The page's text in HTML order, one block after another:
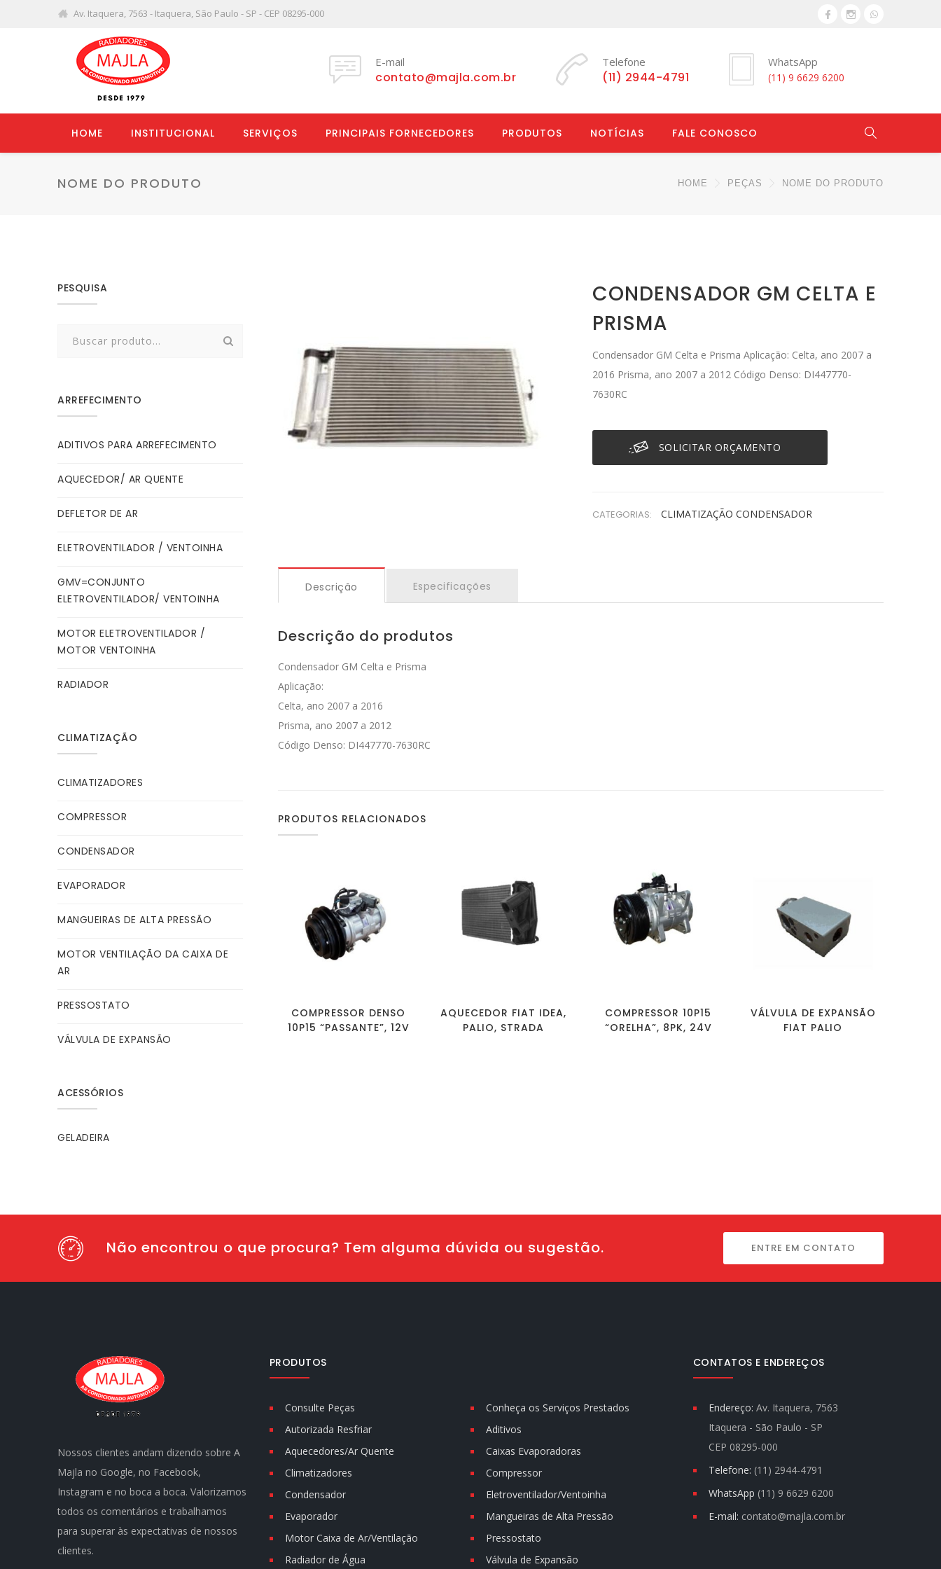
Av. Itaquera, 7563 - Itaquera, São Paulo - SP - CEP 08295-000
E-mail
contato@majla.com.br
Telefone
(11) 2944-4791
WhatsApp
(11) 9 6629 6200
HOME INSTITUCIONAL SERVIÇOS PRINCIPAIS FORNECEDORES PRODUTOS NOTÍCIAS FALE CONOSCO
NOME DO PRODUTO HOME PEÇAS NOME DO PRODUTO
CONDENSADOR GM CELTA E
PRISMA
Condensador GM Celta e Prisma Aplicação: Celta, ano 2007 a
2016 Prisma, ano 2007 a 2012 Código Denso: DI447770-
7630RC
SOLICITAR ORÇAMENTO
CATEGORIAS: CLIMATIZAÇÃO CONDENSADOR
Descrição Especificações
Descrição do produtos
Condensador GM Celta e Prisma
Aplicação:
Celta, ano 2007 a 2016
Prisma, ano 2007 a 2012
Código Denso: DI447770-7630RC
PRODUTOS RELACIONADOS
COMPRESSOR DENSO
10P15 “PASSANTE”, 12V
AQUECEDOR FIAT IDEA,
PALIO, STRADA
COMPRESSOR 10P15
“ORELHA”, 8PK, 24V
VÁLVULA DE EXPANSÃO
FIAT PALIO
PESQUISA
ARREFECIMENTO
ADITIVOS PARA ARREFECIMENTO
AQUECEDOR/ AR QUENTE
DEFLETOR DE AR
ELETROVENTILADOR / VENTOINHA
GMV=CONJUNTO
ELETROVENTILADOR/ VENTOINHA
MOTOR ELETROVENTILADOR /
MOTOR VENTOINHA
RADIADOR
CLIMATIZAÇÃO
CLIMATIZADORES
COMPRESSOR
CONDENSADOR
EVAPORADOR
MANGUEIRAS DE ALTA PRESSÃO
MOTOR VENTILAÇÃO DA CAIXA DE
AR
PRESSOSTATO
VÁLVULA DE EXPANSÃO
ACESSÓRIOS
GELADEIRA
Não encontrou o que procura? Tem alguma dúvida ou sugestão. ENTRE EM CONTATO
Nossos clientes andam dizendo sobre A
Majla no Google, no Facebook,
Instagram e no boca a boca. Valorizamos
todos os comentários e trabalhamos
para superar às expectativas de nossos
clientes.
PRODUTOS
Consulte Peças
Conheça os Serviços Prestados
Autorizada Resfriar
Aditivos
Aquecedores/Ar Quente
Caixas Evaporadoras
Climatizadores
Compressor
Condensador
Eletroventilador/Ventoinha
Evaporador
Mangueiras de Alta Pressão
Motor Caixa de Ar/Ventilação
Pressostato
Radiador de Água
Válvula de Expansão
CONTATOS E ENDEREÇOS
Endereço: Av. Itaquera, 7563
Itaquera - São Paulo - SP
CEP 08295-000
Telefone: (11) 2944-4791
WhatsApp (11) 9 6629 6200
E-mail: contato@majla.com.br